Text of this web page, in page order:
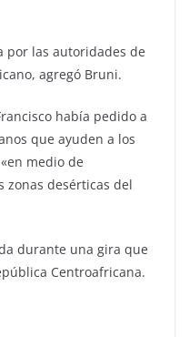
por las autoridades de
agregó Bruni.
había pedido a
que ayuden a los
medio de
zonas desérticas del
durante una gira que
Centroafricana.